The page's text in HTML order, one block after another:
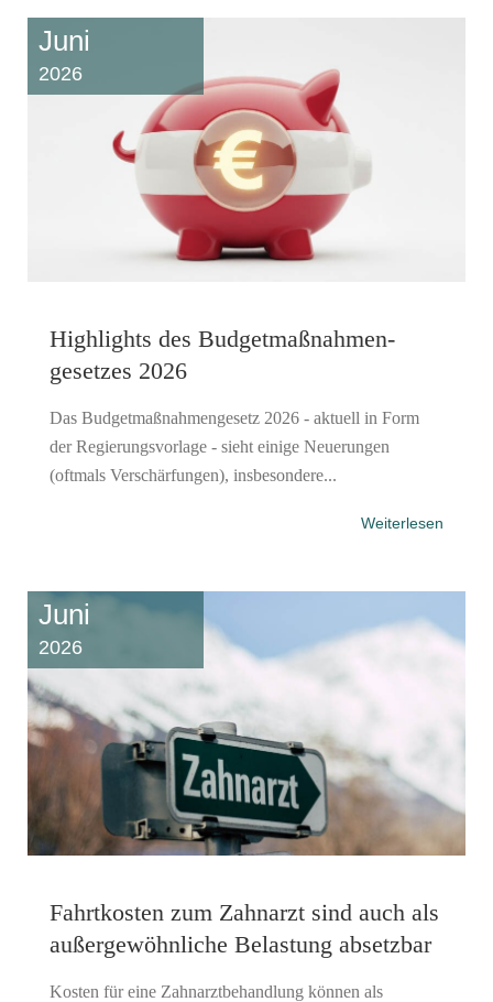
Juni
2026
Highlights des Budgetmaßnahmen​­
gesetzes 2026
Das Budgetmaßnahmengesetz 2026 - aktuell in Form
der Regierungsvorlage - sieht einige Neuerungen
(oftmals Verschärfungen), insbesondere...
Weiterlesen
Juni
2026
Fahrtkosten zum Zahnarzt sind auch als
außergewöhnliche Belastung absetzbar
Kosten für eine Zahnarztbehandlung können als